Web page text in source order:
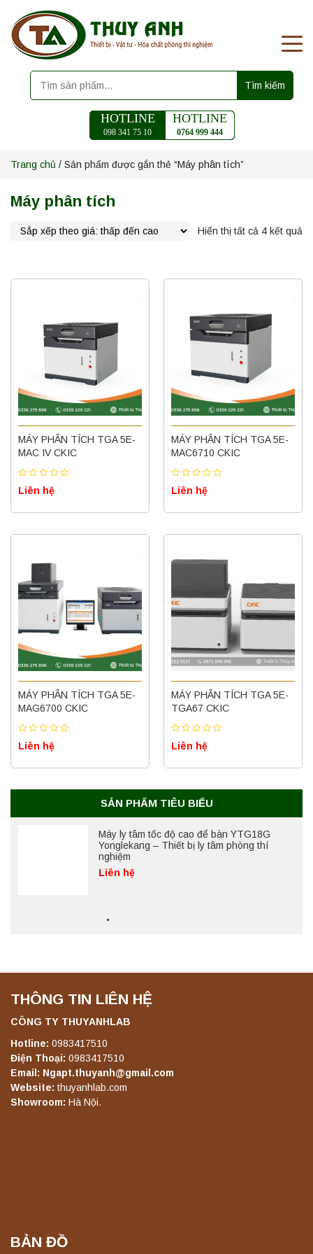
Tìm kiếm
HOTLINE
098 341 75 10
HOTLINE
0764 999 444
Trang chủ / Sản phẩm được gắn thẻ “Máy phân tích”
Máy phân tích
Hiển thị tất cả 4 kết quả
MÁY PHÂN TÍCH TGA 5E-
MAC IV CKIC
Liên hệ
MÁY PHÂN TÍCH TGA 5E-
MAC6710 CKIC
Liên hệ
MÁY PHÂN TÍCH TGA 5E-
MAG6700 CKIC
Liên hệ
MÁY PHÂN TÍCH TGA 5E-
TGA67 CKIC
Liên hệ
SẢN PHẨM TIÊU BIỂU
Máy ly tâm tốc độ thấp để bàn YKL02A
Yonglekang – Máy ly tâm phòng thí nghiệm
Liên hệ
Nồi hấp chân không BKQ-B50V BIOBASE
Máy ly tâm tốc độ cao để bàn YTG18G
Yonglekang – Thiết bị ly tâm phòng thí
nghiệm
Liên hệ
Máy lắc đứng YKD-06 Yonglekang – Thiết bị
lắc chiết mẫu phòng thí nghiệm
Liên hệ
Máy lắc đứng YKD-08 Yonglekang – Thiết bị
lắc chiết mẫu phòng thí nghiệm
Liên hệ
THÔNG TIN LIÊN HỆ
CÔNG TY THUYANHLAB
Hotline: 0983417510
Điện Thoại: 0983417510
Email: Ngapt.thuyanh@gmail.com
Website: thuyanhlab.com
Showroom: Hà Nội.
BẢN ĐỒ